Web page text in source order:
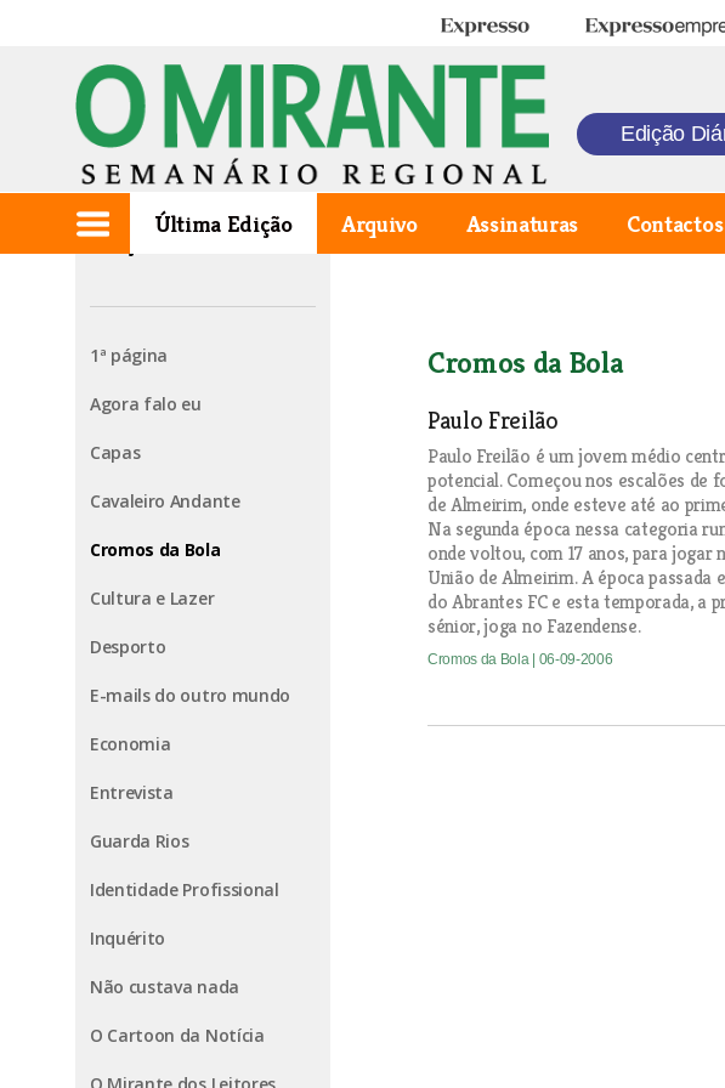
Expresso Expresso Emprego
Edição
Última Edição Arquivo Assinaturas Contactos
Edição de 2006.09.06
1ª página
Agora falo eu
Capas
Cavaleiro Andante
Cromos da Bola
Cultura e Lazer
Desporto
E-mails do outro mundo
Economia
Entrevista
Guarda Rios
Identidade Profissional
Inquérito
Não custava nada
O Cartoon da Notícia
Cromos da Bola
Paulo Freilão
Paulo Freilão é um jovem médio
potencial. Começou nos escalões de
de Almeirim, onde esteve até ao
Na segunda época nessa categoria
onde voltou, com 17 anos, para jogar
União de Almeirim. A época passada
do Abrantes FC e esta temporada, a
sénior, joga no Fazendense.
Cromos da Bola | 06-09-2006